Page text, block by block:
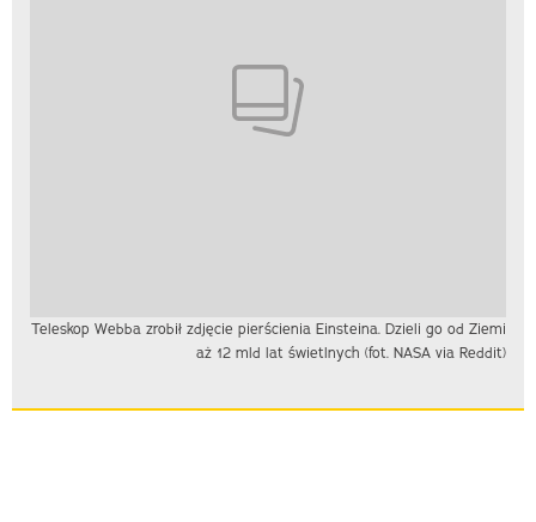
Teleskop Webba zrobił zdjęcie pierścienia Einsteina. Dzieli go od Ziemi
aż 12 mld lat świetlnych (fot. NASA via Reddit)